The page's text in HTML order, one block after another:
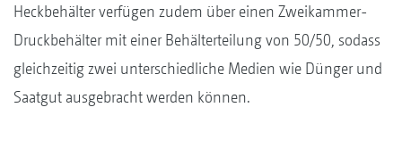
Heckbehälter verfügen zudem über einen Zweikammer-
Druckbehälter mit einer Behälterteilung von 50/50, sodass
gleichzeitig zwei unterschiedliche Medien wie Dünger und
Saatgut ausgebracht werden können.